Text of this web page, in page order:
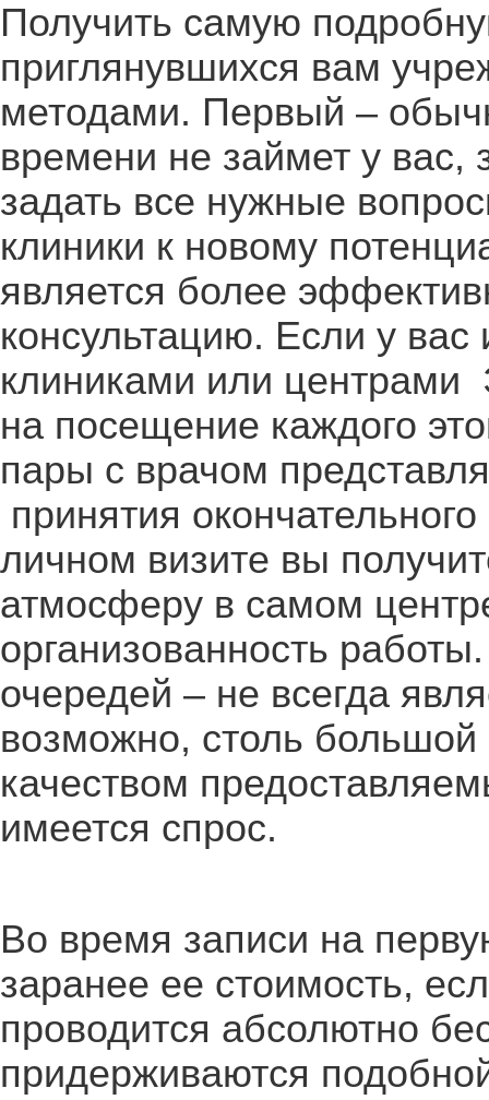
Получить самую
приглянувшихся вам
методами. Первый –
времени не займет у вас,
задать все нужные
клиники к новому
является более
консультацию. Если у
клиниками или
на посещение каждого
пары с врачом
принятия
личном визите вы
атмосферу в самом
организованность
очередей – не всегда
возможно, столь
качеством
имеется спрос.
Во время записи на
заранее ее стоимость,
проводится абсолютно
придерживаются